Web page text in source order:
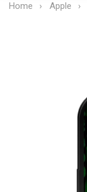
Home Apple